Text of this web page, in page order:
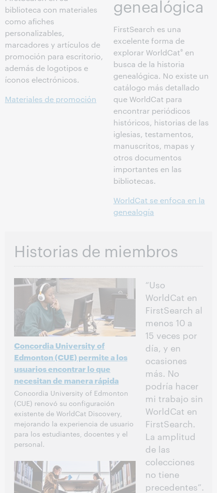
biblioteca con materiales
como afiches
personalizables,
marcadores y artículos de
promoción para escritorio,
además de logotipos e
íconos electrónicos.
Materiales de promoción
genealógica
FirstSearch es una
excelente forma de
explorar WorldCat® en
busca de la historia
genealógica. No existe un
catálogo más detallado
que WorldCat para
encontrar periódicos
históricos, historias de las
iglesias, testamentos,
manuscritos, mapas y
otros documentos
importantes en las
bibliotecas.
WorldCat se enfoca en la
genealogía
Historias de miembros
Concordia University of
Edmonton (CUE) permite a los
usuarios encontrar lo que
necesitan de manera rápida
Concordia University of Edmonton
(CUE) renovó su configuración
existente de WorldCat Discovery,
mejorando la experiencia de usuario
para los estudiantes, docentes y el
personal.
“Uso
WorldCat en
FirstSearch al
menos 10 a
15 veces por
día, y en
ocasiones
más. No
podría hacer
mi trabajo sin
WorldCat en
FirstSearch.
La amplitud
de las
colecciones
no tiene
precedentes”.